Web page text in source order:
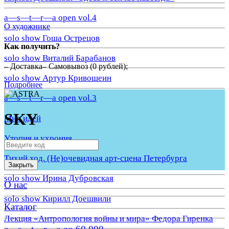
a—s—t—r—a open vol.4
solo show Гоша Острецов
solo show Виталий Барабанов
solo show Артур Кривошеин
a—s—t—r—a open vol.3
Мир идей
Утопия и ухрония
Тихий ход. (Не)очевидная арт-сцена Петербурга
solo show Ирина Дубровская
solo show Кирилл Доешвили
Лекция «Антропология войны и мира» Федора Гиренка
О художнике
Как получить?
– Доставка– Самовывоз (0 рублей);
Подробнее
SKY
Закрыть
О нас
Каталог